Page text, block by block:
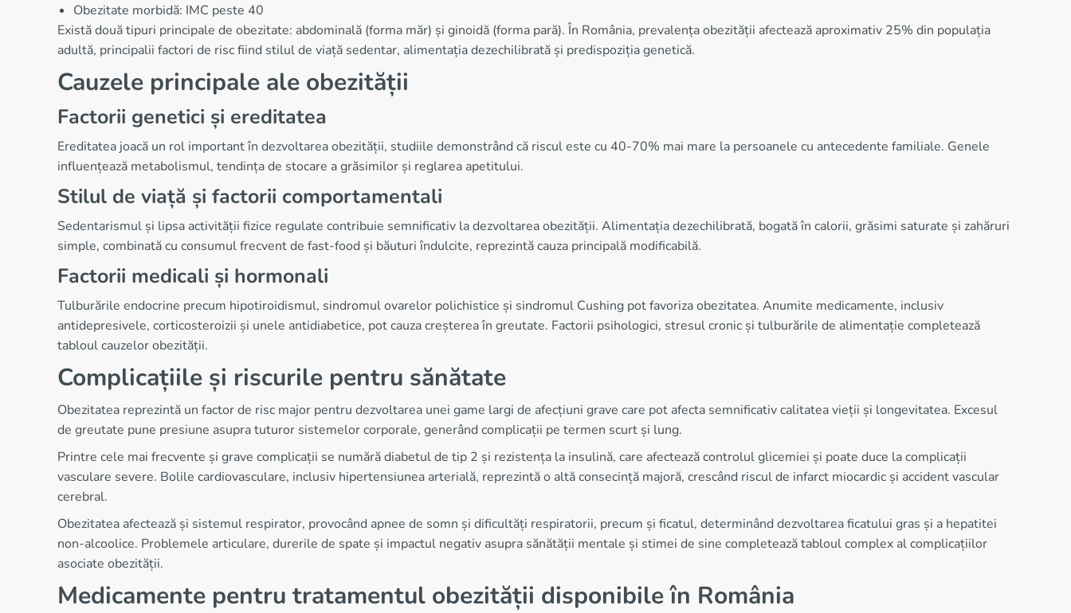
Obezitate morbidă: IMC peste 40
Există două tipuri principale de obezitate: abdominală (forma măr) și ginoidă (forma pară). În România, prevalența obezității afectează aproximativ 25% din populația
adultă, principalii factori de risc fiind stilul de viață sedentar, alimentația dezechilibrată și predispoziția genetică.
Cauzele principale ale obezității
Factorii genetici și ereditatea
Ereditatea joacă un rol important în dezvoltarea obezității, studiile demonstrând că riscul este cu 40-70% mai mare la persoanele cu antecedente familiale. Genele
influențează metabolismul, tendința de stocare a grăsimilor și reglarea apetitului.
Stilul de viață și factorii comportamentali
Sedentarismul și lipsa activității fizice regulate contribuie semnificativ la dezvoltarea obezității. Alimentația dezechilibrată, bogată în calorii, grăsimi saturate și zahăruri
simple, combinată cu consumul frecvent de fast-food și băuturi îndulcite, reprezintă cauza principală modificabilă.
Factorii medicali și hormonali
Tulburările endocrine precum hipotiroidismul, sindromul ovarelor polichistice și sindromul Cushing pot favoriza obezitatea. Anumite medicamente, inclusiv
antidepresivele, corticosteroizii și unele antidiabetice, pot cauza creșterea în greutate. Factorii psihologici, stresul cronic și tulburările de alimentație completează
tabloul cauzelor obezității.
Complicațiile și riscurile pentru sănătate
Obezitatea reprezintă un factor de risc major pentru dezvoltarea unei game largi de afecțiuni grave care pot afecta semnificativ calitatea vieții și longevitatea. Excesul
de greutate pune presiune asupra tuturor sistemelor corporale, generând complicații pe termen scurt și lung.
Printre cele mai frecvente și grave complicații se numără diabetul de tip 2 și rezistența la insulină, care afectează controlul glicemiei și poate duce la complicații
vasculare severe. Bolile cardiovasculare, inclusiv hipertensiunea arterială, reprezintă o altă consecință majoră, crescând riscul de infarct miocardic și accident vascular
cerebral.
Obezitatea afectează și sistemul respirator, provocând apnee de somn și dificultăți respiratorii, precum și ficatul, determinând dezvoltarea ficatului gras și a hepatitei
non-alcoolice. Problemele articulare, durerile de spate și impactul negativ asupra sănătății mentale și stimei de sine completează tabloul complex al complicațiilor
asociate obezității.
Medicamente pentru tratamentul obezității disponibile în România